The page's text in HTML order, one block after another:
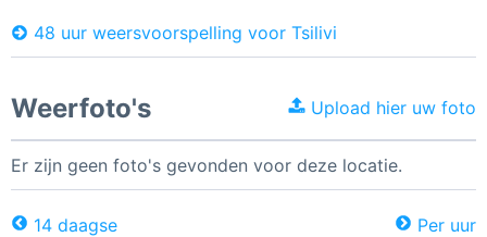
48 uur weersvoorspelling voor Tsilivi
Weerfoto's Upload hier uw foto
Er zijn geen foto's gevonden voor deze locatie.
14 daagse Per uur